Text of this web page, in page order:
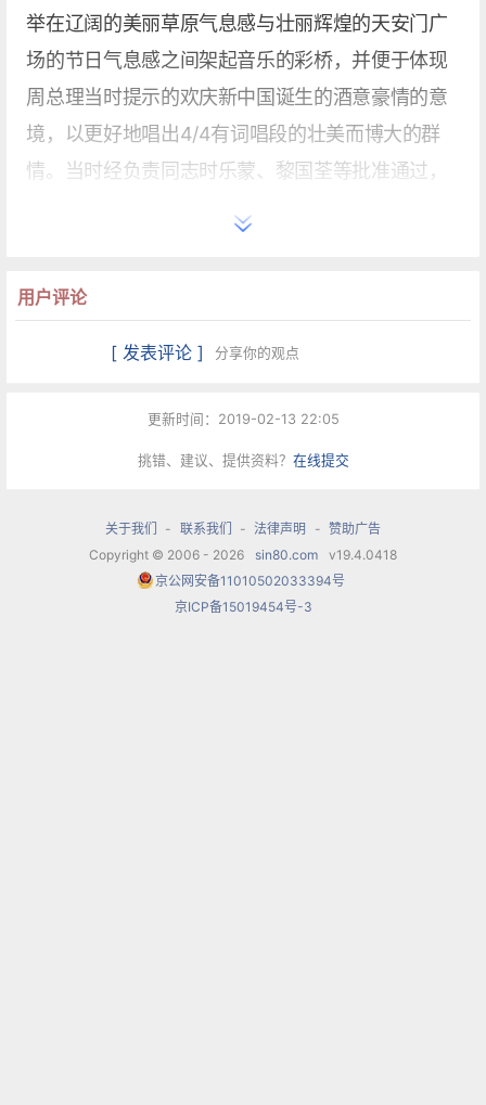
举在辽阔的美丽草原气息感与壮丽辉煌的天安门广
场的节日气息感之间架起音乐的彩桥，并便于体现
周总理当时提示的欢庆新中国诞生的酒意豪情的意
境，以更好地唱出4/4有词唱段的壮美而博大的群
情。当时经负责同志时乐蒙、黎国荃等批准通过，
给与了鼓励。
后，胡松华被选调随周总理赴印度尼西亚参加万隆
会议十周年大庆活动，《赞歌》被定为每场必唱之
歌。此后经过国内外数千场的演出，又不断地深入
用户评论
[ 发表评论 ] 分享你的观点
更新时间：2019-02-13 22:05
挑错、建议、提供资料？ 在线提交
关于我们 - 联系我们 - 法律声明 - 赞助广告
Copyright © 2006 - 2026
sin80.com
v19.4.0418
京公网安备11010502033394号
京ICP备15019454号-3